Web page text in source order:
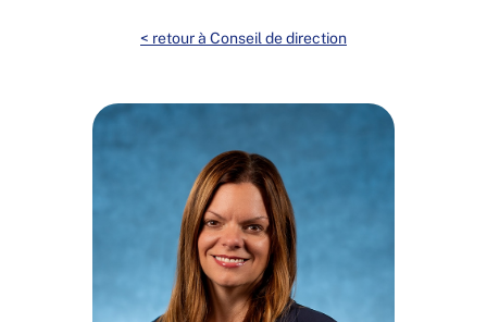
< retour à Conseil de direction